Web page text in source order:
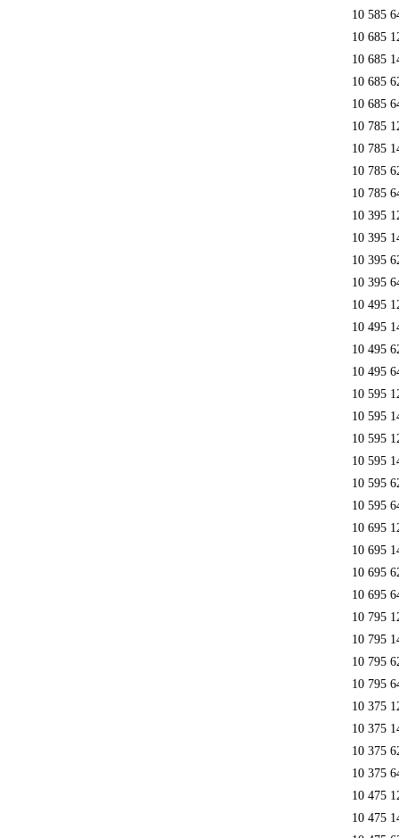
10 585
10 685
10 685
10 685
10 685
10 785
10 785
10 785
10 785
10 395
10 395
10 395
10 395
10 495
10 495
10 495
10 495
10 595
10 595
10 595
10 595
10 595
10 595
10 695
10 695
10 695
10 695
10 795
10 795
10 795
10 795
10 375
10 375
10 375
10 375
10 475
10 475